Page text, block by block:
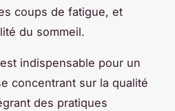
coups de fatigue, et
du sommeil.
indispensable pour un
concentrant sur la qualité
des pratiques